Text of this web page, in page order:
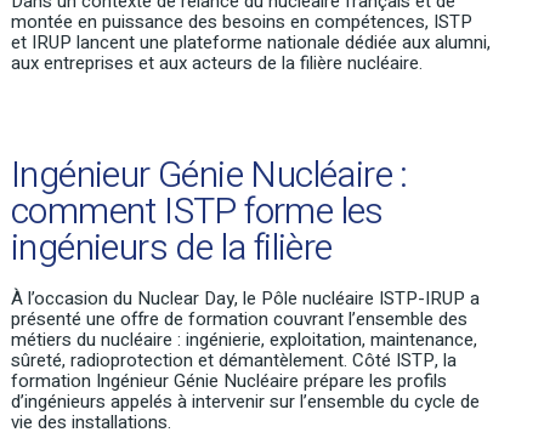
montée en puissance des besoins en compétences, ISTP
et IRUP lancent une plateforme nationale dédiée aux alumni,
aux entreprises et aux acteurs de la filière nucléaire.
Ingénieur Génie Nucléaire :
comment ISTP forme les
ingénieurs de la filière
À l’occasion du NuclearDay, le Pôle nucléaire ISTP-IRUP a
présenté une offre de formation couvrant l’ensemble des
métiers du nucléaire : ingénierie, exploitation, maintenance,
sûreté, radioprotection et démantèlement. Côté ISTP, la
formation Ingénieur Génie Nucléaire prépare les profils
d’ingénieurs appelés à intervenir sur l’ensemble du cycle de
vie des installations.